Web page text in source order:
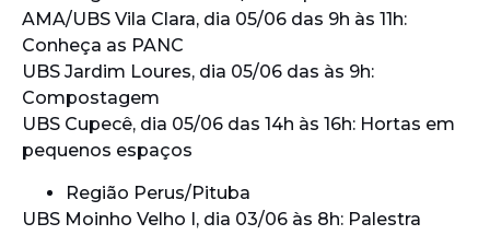
AMA/UBS Vila Clara, dia 05/06 das 9h às 11h:
Conheça as PANC
UBS Jardim Loures, dia 05/06 das às 9h:
Compostagem
UBS Cupecê, dia 05/06 das 14h às 16h: Hortas em
pequenos espaços
Região Perus/Pituba
UBS Moinho Velho I, dia 03/06 às 8h: Palestra